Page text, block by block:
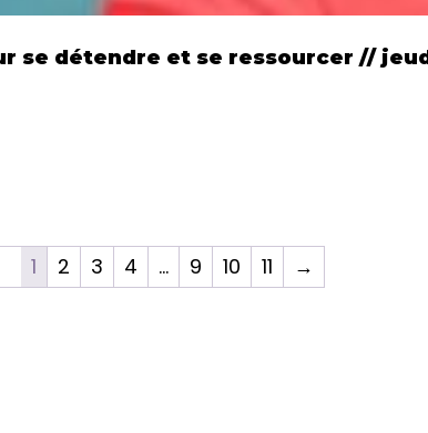
se détendre et se ressourcer //
1 2 3 4 … 9 10 11 →